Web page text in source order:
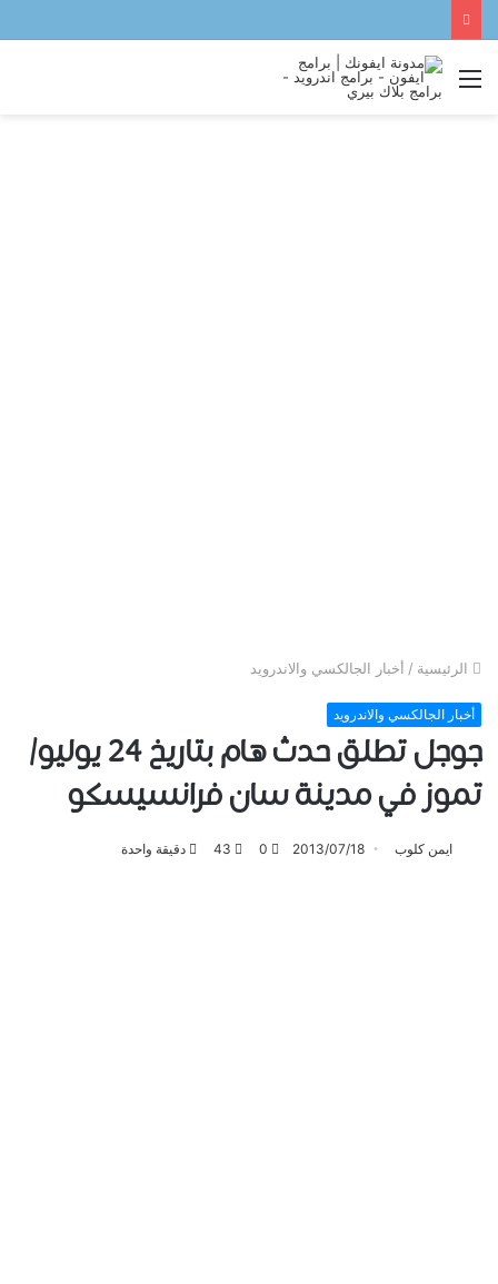
القائمة
الرئيسية / أخبار الجالكسي والاندرويد
أخبار الجالكسي والاندرويد
جوجل تطلق حدث هام بتاريخ 24 يوليو/
تموز في مدينة سان فرانسيسكو
ايمن كلوب 2013/07/18
0
43 دقيقة واحدة